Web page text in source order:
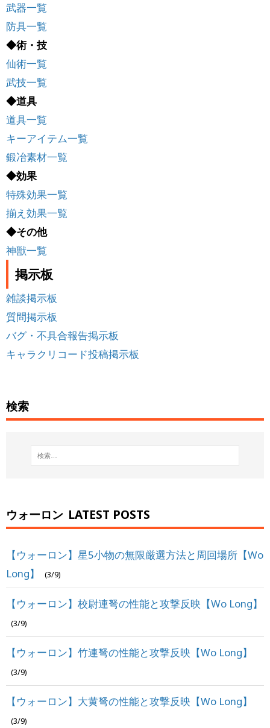
武器一覧
防具一覧
◆術・技
仙術一覧
武技一覧
◆道具
道具一覧
キーアイテム一覧
鍛冶素材一覧
◆効果
特殊効果一覧
揃え効果一覧
◆その他
神獣一覧
掲示板
雑談掲示板
質問掲示板
バグ・不具合報告掲示板
キャラクリコード投稿掲示板
検索
ウォーロン LATEST POSTS
【ウォーロン】星5小物の無限厳選方法と周回場所【Wo
Long】
(3/9)
【ウォーロン】校尉連弩の性能と攻撃反映【Wo Long】
(3/9)
【ウォーロン】竹連弩の性能と攻撃反映【Wo Long】
(3/9)
【ウォーロン】大黄弩の性能と攻撃反映【Wo Long】
(3/9)